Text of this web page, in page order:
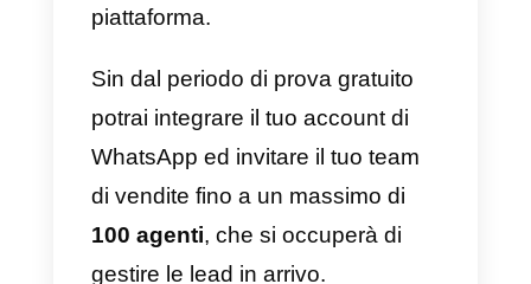
conferirà un valore maggiore
alla tua attività, per la possibilità
creare in rapporto di lungo
periodo stabile e per la maggior
probabilità di fidelizzare il cliente.